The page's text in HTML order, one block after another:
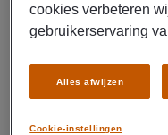
CREËER ALERT
cookies verbeteren
gebruikerservaring
Cookie-instellingen
Alles afwijzen